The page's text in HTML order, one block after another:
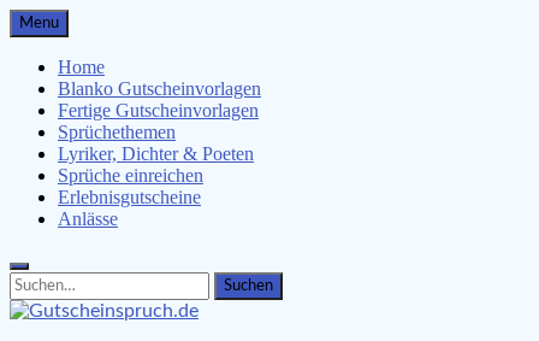
Skip
to
content
Menu
Home
Blanko Gutscheinvorlagen
Fertige Gutscheinvorlagen
Sprüchethemen
Lyriker, Dichter & Poeten
Sprüche einreichen
Erlebnisgutscheine
Anlässe
Search
for:
Search